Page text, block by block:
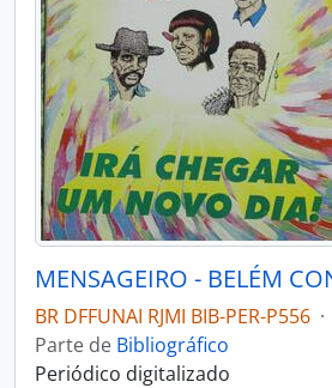
BR DFFUNAI RJMI BIB-PER-P556 ·
Parte de Bibliográfico
Periódico digitalizado